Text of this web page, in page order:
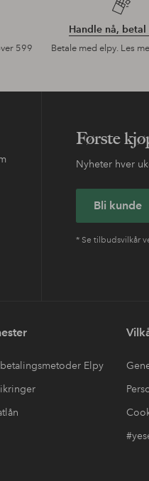
599
Handle nå, betal
Betale med elpy. Les
Første
Nyheter hver
Bli kunde
* Se tilbudsvilkår
Elpy